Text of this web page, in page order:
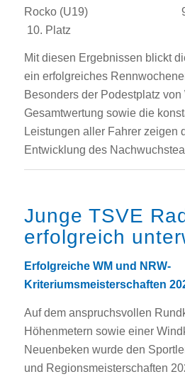
Rocko (U19)
10. Platz
Mit diesen Ergebnissen blickt
ein erfolgreiches
Besonders der Podestplatz von
Gesamtwertung sowie die
Leistungen aller Fahrer zeigen
Entwicklung des
Junge TSVE
erfolgreich
Erfolgreiche WM und NRW-
Kriteriumsmeisterschaften
Auf dem anspruchsvollen
Höhenmetern sowie einer
Neuenbeken wurde den
und Regionsmeisterschaften